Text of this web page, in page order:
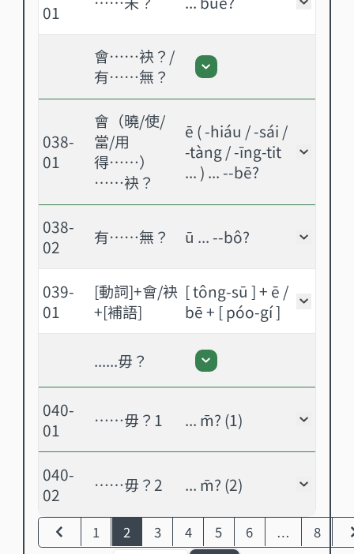
01
會……袂？/
有……無？
會……袂？/有……無
038-
01
會（曉/使/
當/用
得……）
……袂？
ē ( -hiáu / -sái /
-tàng / -īng-tit
... ) ... --bē?
會（
038-
02
有……無？ ū ... --bô? 有……
039-
01
[動詞]+會/袂
+[補語]
[ tông-sū ] + ē /
bē + [ póo-gí ]
[動詞
......毋？
......毋？ - 展開或關閉
040-
01
……毋？1 ... m̄? (1) ……毋
040-
02
……毋？2 ... m̄? (2) ……毋
1 2 3 4 5 6 … 8